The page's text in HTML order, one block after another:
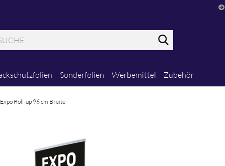
Sonderfolien Werbemittel Zubehör
Roll-up 96 cm Breite